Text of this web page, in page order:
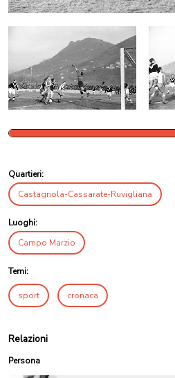
Quartieri:
Castagnola-Cassarate-Ruvigliana
Luoghi:
Campo Marzio
Temi:
sport cronaca
Relazioni
Persona